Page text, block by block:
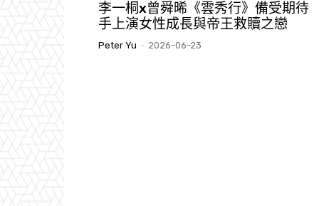
李一桐x曾舜晞《雲秀行》備受期
手上演女性成長與帝王救贖之戀
Peter Yu - 2026-06-23